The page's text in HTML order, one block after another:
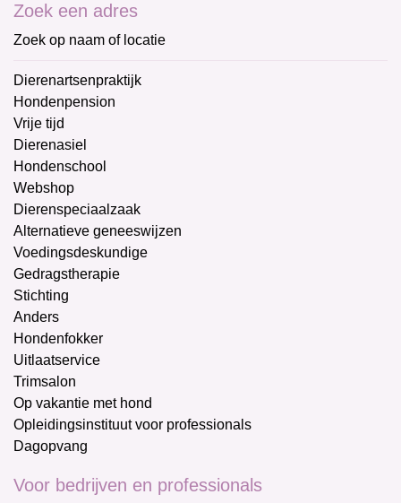
Zoek een adres
Zoek op naam of locatie
Dierenartsenpraktijk
Hondenpension
Vrije tijd
Dierenasiel
Hondenschool
Webshop
Dierenspeciaalzaak
Alternatieve geneeswijzen
Voedingsdeskundige
Gedragstherapie
Stichting
Anders
Hondenfokker
Uitlaatservice
Trimsalon
Op vakantie met hond
Opleidingsinstituut voor professionals
Dagopvang
Voor bedrijven en professionals